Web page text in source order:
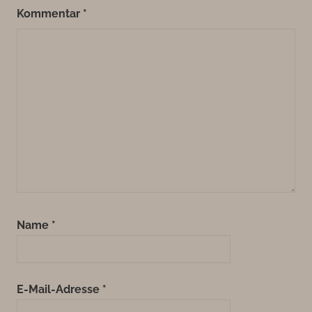
Kommentar *
Name *
E-Mail-Adresse *